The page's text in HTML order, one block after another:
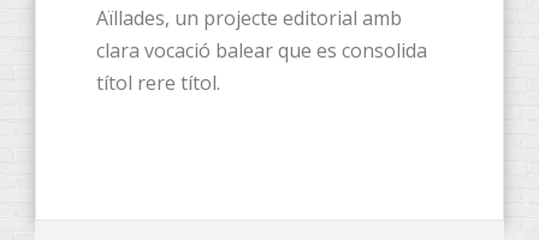
Aïllades, un projecte editorial amb
clara vocació balear que es consolida
títol rere títol.